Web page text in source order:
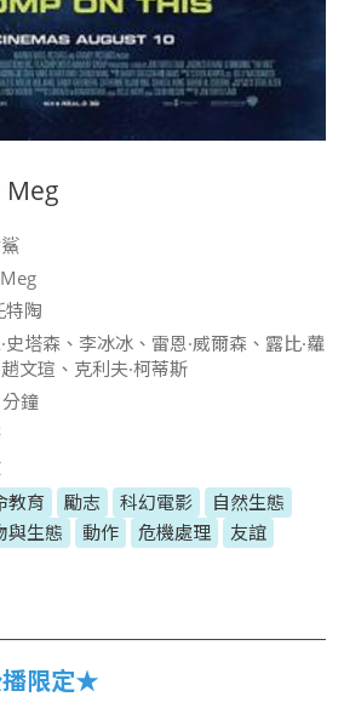
Meg
特陶
史塔森、李冰冰、雷恩·威爾森、露比·蘿
文瑄、克利夫·柯蒂斯
分鐘
教育 勵志 科幻電影
自然生態
與生態
動作 危機處理 友誼
限定★